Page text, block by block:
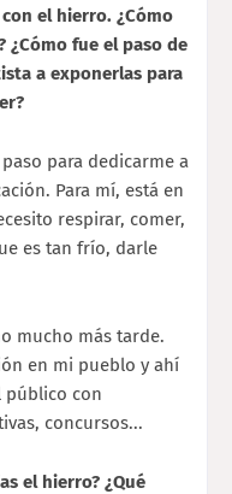
el hierro. ¿Cómo
¿Cómo fue el paso de
a exponerlas para
para dedicarme a
Para mí, está en
respirar, comer,
es tan frío, darle
mucho más tarde.
en mi pueblo y ahí
público con
concursos...
el hierro? ¿Qué